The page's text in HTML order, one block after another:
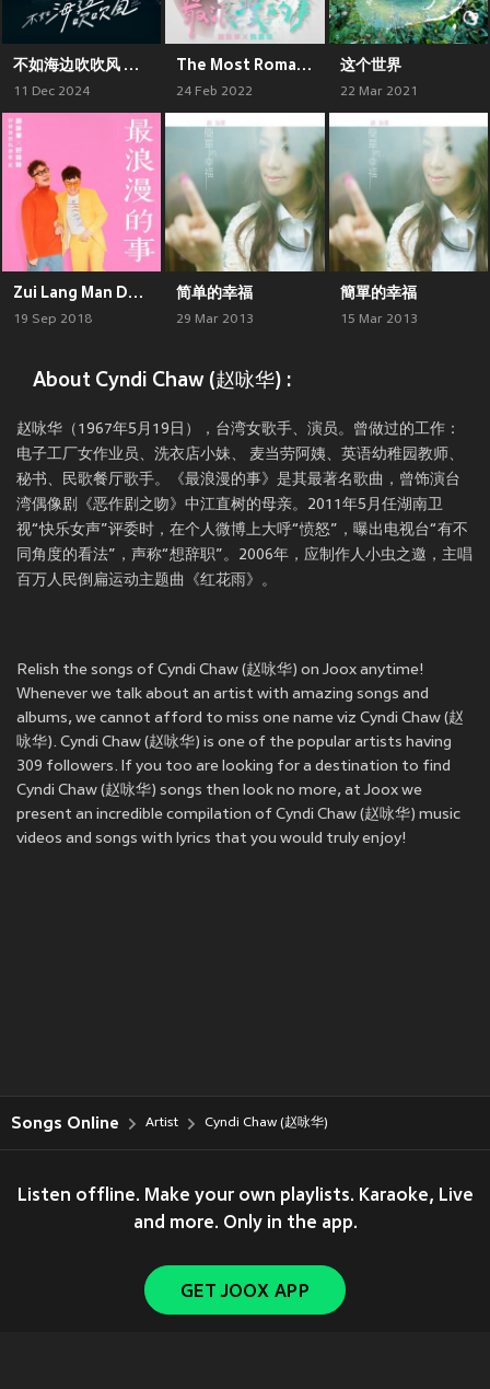
不如海边吹吹风 影集原声带
11 Dec 2024
The Most Romantic Thing
24 Feb 2022
这个世界
22 Mar 2021
Zui Lang Man De Shi
19 Sep 2018
简单的幸福
29 Mar 2013
簡單的幸福
15 Mar 2013
About Cyndi Chaw (赵咏华) :
赵咏华（1967年5月19日），台湾女歌手、演员。曾做过的工作：
电子工厂女作业员、洗衣店小妹、 麦当劳阿姨、英语幼稚园教师、
秘书、民歌餐厅歌手。《最浪漫的事》是其最著名歌曲，曾饰演台
湾偶像剧《恶作剧之吻》中江直树的母亲。2011年5月任湖南卫
视“快乐女声”评委时，在个人微博上大呼“愤怒”，曝出电视台“有不
同角度的看法”，声称“想辞职”。2006年，应制作人小虫之邀，主唱
百万人民倒扁运动主题曲《红花雨》。
Relish the songs of Cyndi Chaw (赵咏华) on Joox anytime!
Whenever we talk about an artist with amazing songs and
albums, we cannot afford to miss one name viz Cyndi Chaw (赵
咏华). Cyndi Chaw (赵咏华) is one of the popular artists having
309 followers. If you too are looking for a destination to find
Cyndi Chaw (赵咏华) songs then look no more, at Joox we
present an incredible compilation of Cyndi Chaw (赵咏华) music
videos and songs with lyrics that you would truly enjoy!
Songs Online Artist Cyndi Chaw (赵咏华)
Listen offline. Make your own playlists. Karaoke, Live
and more. Only in the app.
GET JOOX APP